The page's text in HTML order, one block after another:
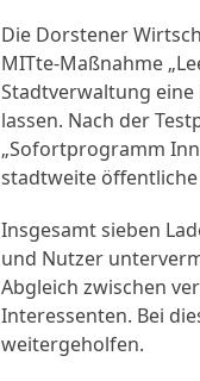
Die Dorstener
MITte-Maßnahme
Stadtverwaltung
lassen. Nach der
„Sofortprogramm
stadtweite
Insgesamt sieben
und Nutzer
Abgleich zwischen
Interessenten. Bei
weitergeholfen.